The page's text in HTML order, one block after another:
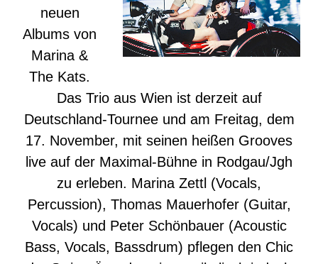
neuen
Albums von
Marina &
The Kats.
Das Trio aus Wien ist derzeit auf
Deutschland-Tournee und am Freitag, dem
17. November, mit seinen heißen Grooves
live auf der Maximal-Bühne in Rodgau/Jgh
zu erleben. Marina Zettl (Vocals,
Percussion), Thomas Mauerhofer (Guitar,
Vocals) und Peter Schönbauer (Acoustic
Bass, Vocals, Bassdrum) pflegen den Chic